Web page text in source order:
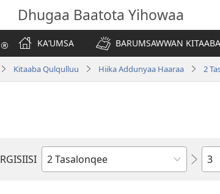
Dhugaa Baatota Yihowaa
KAʼUMSA
BARUMSAWWAN
Kitaaba Qulqulluu Hiika Addunyaa Haaraa 2
Kitaaba